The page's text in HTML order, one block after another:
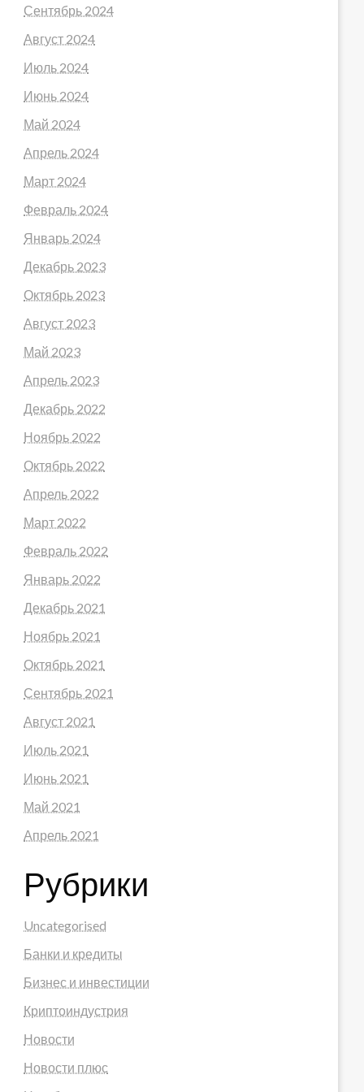
Сентябрь 2024
Август 2024
Июль 2024
Июнь 2024
Май 2024
Апрель 2024
Март 2024
Февраль 2024
Январь 2024
Декабрь 2023
Октябрь 2023
Август 2023
Май 2023
Апрель 2023
Декабрь 2022
Ноябрь 2022
Октябрь 2022
Апрель 2022
Март 2022
Февраль 2022
Январь 2022
Декабрь 2021
Ноябрь 2021
Октябрь 2021
Сентябрь 2021
Август 2021
Июль 2021
Июнь 2021
Май 2021
Апрель 2021
Рубрики
Uncategorised
Банки и кредиты
Бизнес и инвестиции
Криптоиндустрия
Новости
Новости плюс